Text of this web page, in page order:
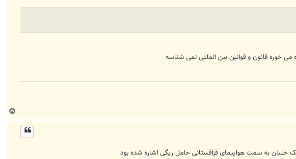
می خوره قانون و قوانین بین المللی نمی شناسه
ا
به سمت هواپیمای قزاقستانی حامل ریگی اشاره شده بود